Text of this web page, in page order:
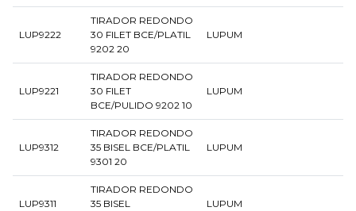
LUP9222
TIRADOR REDONDO
30 FILET BCE/PLATIL
9202 20
LUPUM
LUP9221
TIRADOR REDONDO
30 FILET
BCE/PULIDO 9202 10
LUPUM
LUP9312
TIRADOR REDONDO
35 BISEL BCE/PLATIL
9301 20
LUPUM
LUP9311
TIRADOR REDONDO
35 BISEL
LUPUM